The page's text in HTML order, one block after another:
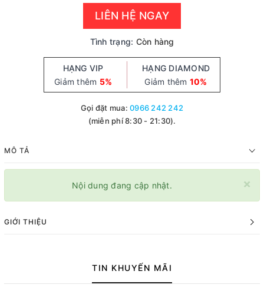
LIÊN HỆ NGAY
Tình trạng: Còn hàng
HẠNG VIP
Giảm thêm 5%
HẠNG DIAMOND
Giảm thêm 10%
Gọi đặt mua:0966 242 242
(miễn phí 8:30 - 21:30).
MÔ TẢ
×
Nội dung đang cập nhật.
GIỚI THIỆU
TIN KHUYẾN MÃI